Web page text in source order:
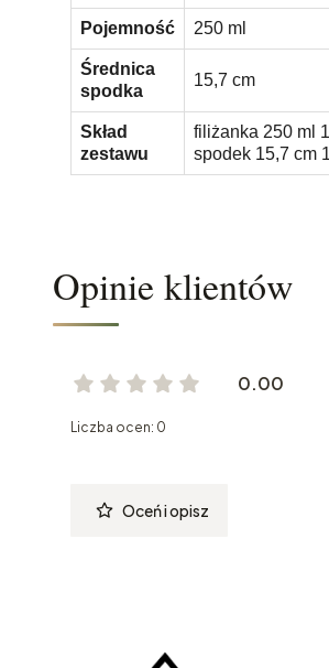
Pojemność 250 ml
Średnica
spodka
15,7 cm
Skład
zestawu
filiżanka 250 ml
spodek 15,7 cm
Opinie klientów
0.00
Liczba ocen: 0
Oceń i opisz